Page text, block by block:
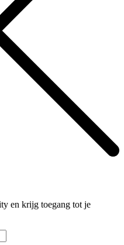
en krijg toegang tot je